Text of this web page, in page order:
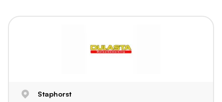
Staphorst